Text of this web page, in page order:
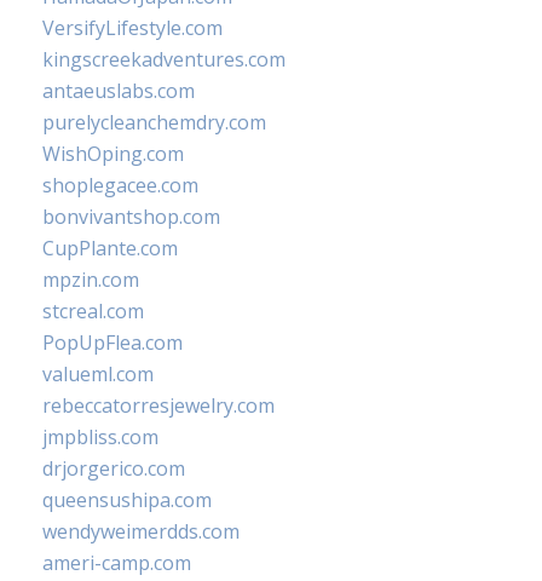
VersifyLifestyle.com
kingscreekadventures.com
antaeuslabs.com
purelycleanchemdry.com
WishOping.com
shoplegacee.com
bonvivantshop.com
CupPlante.com
mpzin.com
stcreal.com
PopUpFlea.com
valueml.com
rebeccatorresjewelry.com
jmpbliss.com
drjorgerico.com
queensushipa.com
wendyweimerdds.com
ameri-camp.com